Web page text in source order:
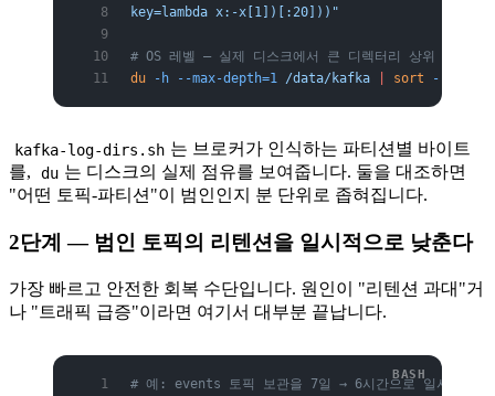
key=lambda x:-x[1])[:20]))"
# OS 레벨 — 실제 디스크에서 큰 디렉터리 상위 20개
du -h --max-depth=1 /data/kafka sort -rh
kafka-log-dirs.sh 는 브로커가 인식하는 파티션별 바이트
를,
du 는 디스크의 실제 점유를 보여줍니다. 둘을 대조하면
"어떤 토픽-파티션"이 범인인지 분 단위로 좁혀집니다.
2단계 — 범인 토픽의 리텐션을 일시적으로 낮춘다
가장 빠르고 안전한 회복 수단입니다. 원인이 "리텐션 과대"거
나 "트래픽 급증"이라면 여기서 대부분 끝납니다.
# 예: events 토픽 보관을 7일 → 6시간으로 일시 축소